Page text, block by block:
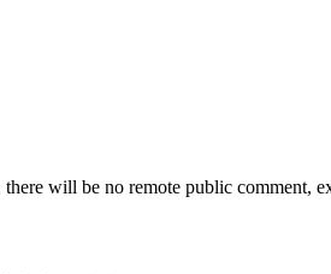
will be no remote public comment,